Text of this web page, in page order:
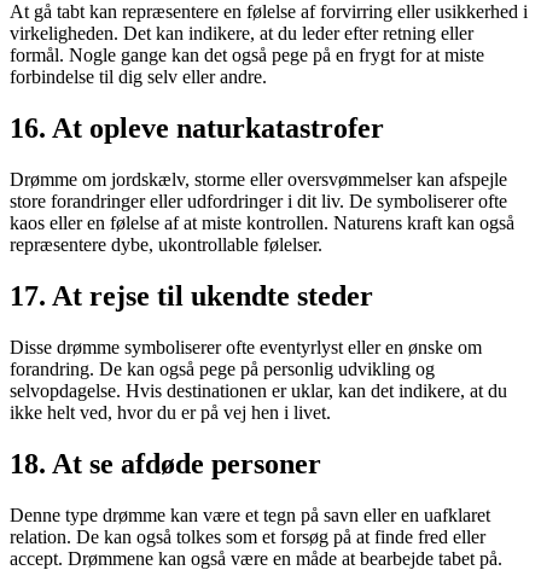
At gå tabt kan repræsentere en følelse af forvirring eller usikkerhed i
virkeligheden. Det kan indikere, at du leder efter retning eller
formål. Nogle gange kan det også pege på en frygt for at miste
forbindelse til dig selv eller andre.
16. At opleve naturkatastrofer
Drømme om jordskælv, storme eller oversvømmelser kan afspejle
store forandringer eller udfordringer i dit liv. De symboliserer ofte
kaos eller en følelse af at miste kontrollen. Naturens kraft kan også
repræsentere dybe, ukontrollable følelser.
17. At rejse til ukendte steder
Disse drømme symboliserer ofte eventyrlyst eller en ønske om
forandring. De kan også pege på personlig udvikling og
selvopdagelse. Hvis destinationen er uklar, kan det indikere, at du
ikke helt ved, hvor du er på vej hen i livet.
18. At se afdøde personer
Denne type drømme kan være et tegn på savn eller en uafklaret
relation. De kan også tolkes som et forsøg på at finde fred eller
accept. Drømmene kan også være en måde at bearbejde tabet på.